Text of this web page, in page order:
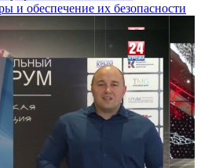
и обеспечение их безопасности